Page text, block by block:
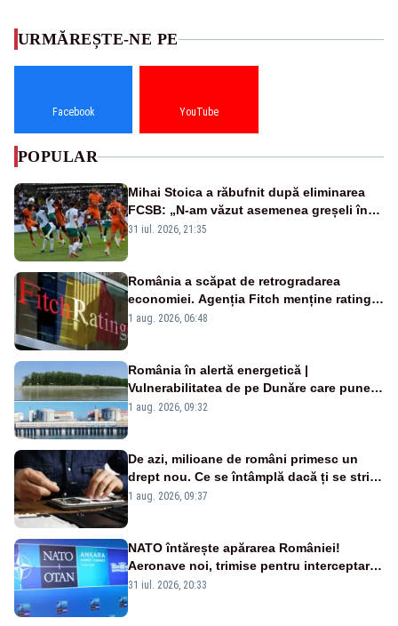
URMĂREȘTE-NE PE
Facebook YouTube
POPULAR
Mihai Stoica a răbufnit după eliminarea
FCSB: „N-am văzut asemenea greșeli în
190 de meciuri europene”
31 iul. 2026, 21:35
România a scăpat de retrogradarea
economiei. Agenția Fitch menține ratingul
„BBB-” cu perspectivă negativă
1 aug. 2026, 06:48
România în alertă energetică |
Vulnerabilitatea de pe Dunăre care pune
în pericol Centrala Cernavodă era
1 aug. 2026, 09:32
De azi, milioane de români primesc un
drept nou. Ce se întâmplă dacă ți se strică
un produs
1 aug. 2026, 09:37
NATO întărește apărarea României!
Aeronave noi, trimise pentru interceptarea
și distrugerea dronelor
31 iul. 2026, 20:33